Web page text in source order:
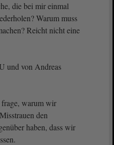
die bei mir einmal
Warum muss
Reicht nicht eine
und von Andreas
warum wir
den
haben, dass wir